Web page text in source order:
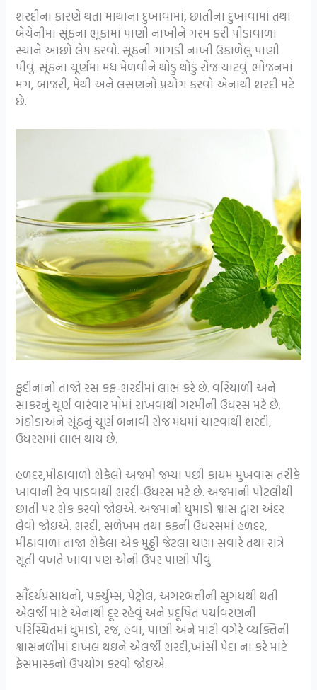
શરદીના કારણે થતા માથાના દુખાવામાં, છાતીના દુખાવામાં તથા
બેચેનીમાં સૂંઠના ભૂકામાં પાણી નાખીને ગરમ કરી પીડાવાળા
સ્થાને આછો લેપ કરવો. સૂંઠની ગાંગડી નાખી ઉકાળેલું પાણી
પીવું. સૂંઠના ચૂર્ણમાં મધ મેળવીને થોડું થોડું રોજ ચાટવું. ભોજનમાં
મગ, બાજરી, મેથી અને લસણનો પ્રયોગ કરવો એનાથી શરદી મટે
છે.
ફુદીનાનો તાજો રસ કફ-શરદીમાં લાભ કરે છે. વરિયાળી અને
સાકરનું ચૂર્ણ વારંવાર મોંમાં રાખવાથી ગરમીની ઉધરસ મટે છે.
ગંઠોડાઅને સૂંઠનું ચૂર્ણ બનાવી રોજ મધમાં ચાટવાથી શરદી,
ઉધરસમાં લાભ થાય છે.
હળદર,મીઠાવાળો શેકેલો અજમો જમ્યા પછી કાયમ મુખવાસ તરીકે
ખાવાની ટેવ પાડવાથી શરદી-ઉધરસ મટે છે. અજમાની પોટલીથી
છાતી પર શેક કરવો જોઇએ. અજમાનો ધુમાડો શ્વાસ દ્વારા અંદર
લેવો જોઇએ. શરદી, સળેખમ તથા કફની ઉધરસમાં હળદર,
મીઠા‌વાળા તાજા શેકેલા એક મુઠ્ઠી જેટલા ચણા સવારે તથા રાત્રે
સૂતી વખતે ખાવા પણ એની ઉપર પાણી પીવું.
સૌંદર્યપ્રસાધનો, પર્ફ્યુમ્સ, પેટ્રોલ, અગરબત્તીની સુગંધથી થતી
એલર્જી માટે એનાથી દૂર રહેવું અને પ્રદૂષિત પર્યાવરણની
પરિસ્થિતમાં ધુમાડો, રજ, હવા, પાણી અને માટી વગેરે વ્યક્તિની
શ્વાસનળીમાં દાખલ થઇને એલર્જી શરદી,ખાંસી પેદા ના કરે માટે
ફેસમાસ્કનો ઉપયોગ કરવો જોઇએ.